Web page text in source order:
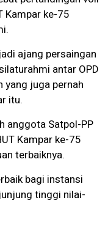
Kampar ke-75
ajang persaingan
antar OPD
yang juga pernah
itu.
anggota Satpol-PP
Kampar ke-75
terbaiknya.
bagi instansi
tinggi nilai-